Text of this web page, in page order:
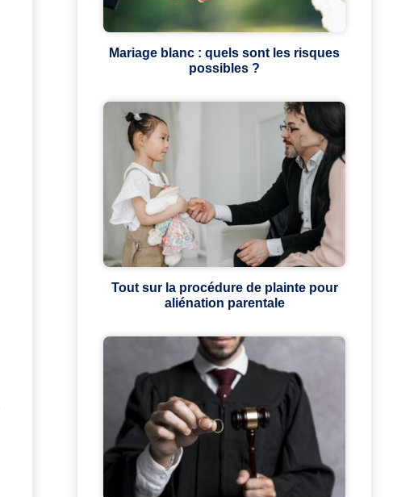
Mariage blanc : quels sont les risques
possibles ?
Tout sur la procédure de plainte pour
aliénation parentale